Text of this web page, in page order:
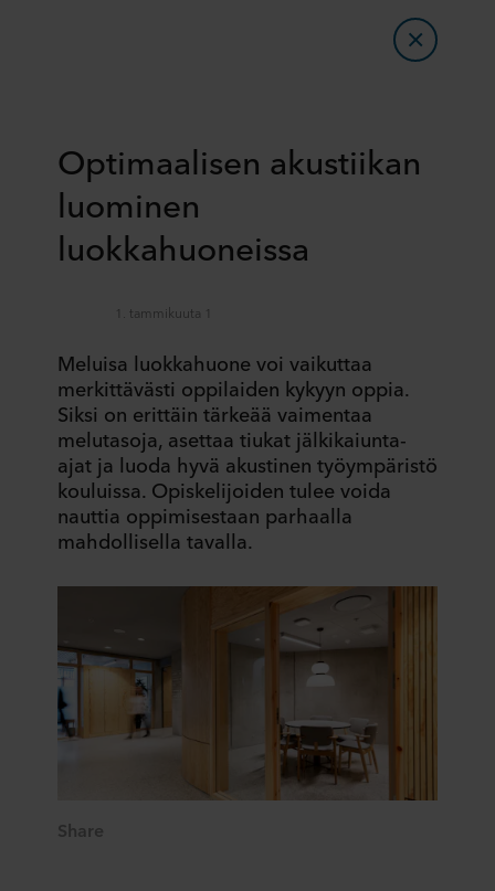
Optimaalisen akustiikan
luominen
luokkahuoneissa
1. tammikuuta 1
Meluisa luokkahuone voi vaikuttaa
merkittävästi oppilaiden kykyyn oppia.
Siksi on erittäin tärkeää vaimentaa
melutasoja, asettaa tiukat jälkikaiunta-
ajat ja luoda hyvä akustinen työympäristö
kouluissa. Opiskelijoiden tulee voida
nauttia oppimisestaan parhaalla
mahdollisella tavalla.
Share